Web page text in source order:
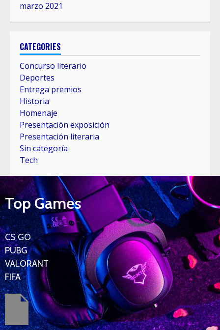
marzo 2021
CATEGORIES
Concurso literario
Deportes
Entrega premios
Historia
Homenaje
Presentación exposición
Presentación literaria
Sin categoría
Tech
Top Games
CS GO
PUBG
VALORANT
FIFA